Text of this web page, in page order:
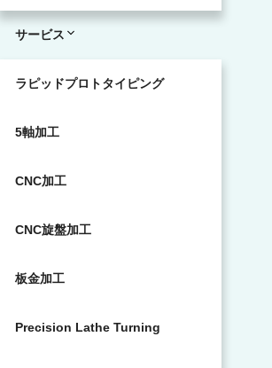
サービス
ラピッドプロトタイピング
5軸加工
CNC加工
CNC旋盤加工
板金加工
Precision Lathe Turning